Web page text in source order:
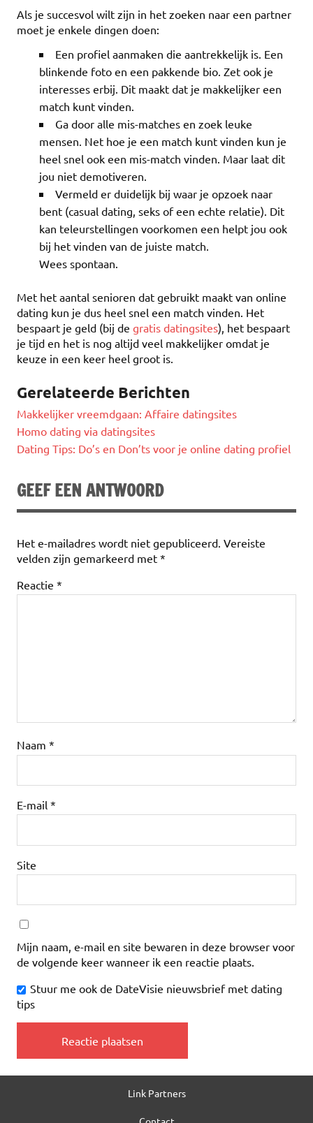
Als je succesvol wilt zijn in het zoeken naar een partner
moet je enkele dingen doen:
Een profiel aanmaken die aantrekkelijk is. Een
blinkende foto en een pakkende bio. Zet ook je
interesses erbij. Dit maakt dat je makkelijker een
match kunt vinden.
Ga door alle mis-matches en zoek leuke
mensen. Net hoe je een match kunt vinden kun je
heel snel ook een mis-match vinden. Maar laat dit
jou niet demotiveren.
Vermeld er duidelijk bij waar je opzoek naar
bent (casual dating, seks of een echte relatie). Dit
kan teleurstellingen voorkomen een helpt jou ook
bij het vinden van de juiste match.
Wees spontaan.
Met het aantal senioren dat gebruikt maakt van online
dating kun je dus heel snel een match vinden. Het
bespaart je geld (bij de gratis datingsites), het bespaart
je tijd en het is nog altijd veel makkelijker omdat je
keuze in een keer heel groot is.
Gerelateerde Berichten
Makkelijker vreemdgaan: Affaire datingsites
Homo dating via datingsites
Dating Tips: Do’s en Don’ts voor je online dating profiel
GEEF EEN ANTWOORD
Het e-mailadres wordt niet gepubliceerd. Vereiste
velden zijn gemarkeerd met *
Reactie *
Naam *
E-mail *
Site
Mijn naam, e-mail en site bewaren in deze browser voor
de volgende keer wanneer ik een reactie plaats.
Stuur me ook de DateVisie nieuwsbrief met dating
tips
Link Partners